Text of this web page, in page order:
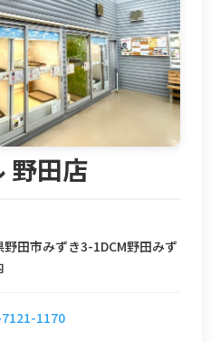
野田店
野田市みずき3-1DCM野田みず
1170